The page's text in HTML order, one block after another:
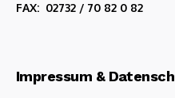
FAX: 02732 / 70 82 0 82
Impressum &